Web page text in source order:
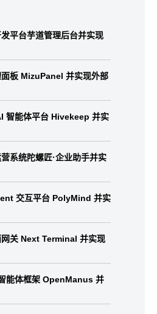
平台芋道管理后台并实现
板 MizuPanel 并实现外部
智能体平台 Hivekeep 并实
系统陀螺匠·企业助手并实
交互平台 PolyMind 并实
关 Next Terminal 并实现
能体框架 OpenManus 并